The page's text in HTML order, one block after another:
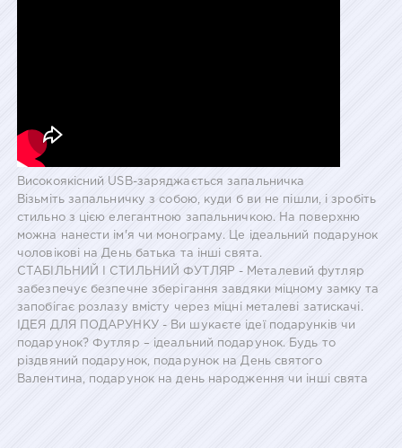
Високоякісний USB-заряджається запальничка
Візьміть запальничку з собою, куди б ви не пішли, і зробіть
стильно з цією елегантною запальничкою. На поверхню
можна нанести ім'я чи монограму. Це ідеальний подарунок
чоловікові на День батька та інші свята.
СТАБІЛЬНИЙ І СТИЛЬНИЙ ФУТЛЯР - Металевий футляр
забезпечує безпечне зберігання завдяки міцному замку та
запобігає розлазу вмісту через міцні металеві затискачі.
ІДЕЯ ДЛЯ ПОДАРУНКУ - Ви шукаєте ідеї подарунків чи
подарунок? Футляр – ідеальний подарунок. Будь то
різдвяний подарунок, подарунок на День святого
Валентина, подарунок на день народження чи інші свята